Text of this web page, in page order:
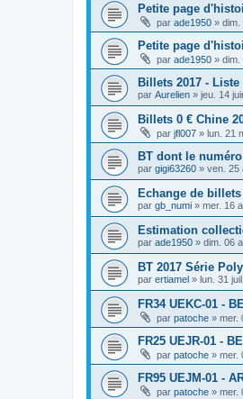
Petite page
par ade1950 » dim.
Petite page
par ade1950 » dim.
Billets 2017 -
par Aurelien » jeu. 14
Billets 0 € Chine
par jfl007 » lun. 21
BT dont le
par gigi63260 » ven. 25
Echange de billets
par gb_numi » mer. 16
Estimation
par ade1950 » dim. 06
BT 2017 Série
par ertiamel » lun. 31
FR34 UEKC-01 -
par patoche » mer.
FR25 UEJR-01 -
par patoche » mer.
FR95 UEJM-01 -
par patoche » mer.